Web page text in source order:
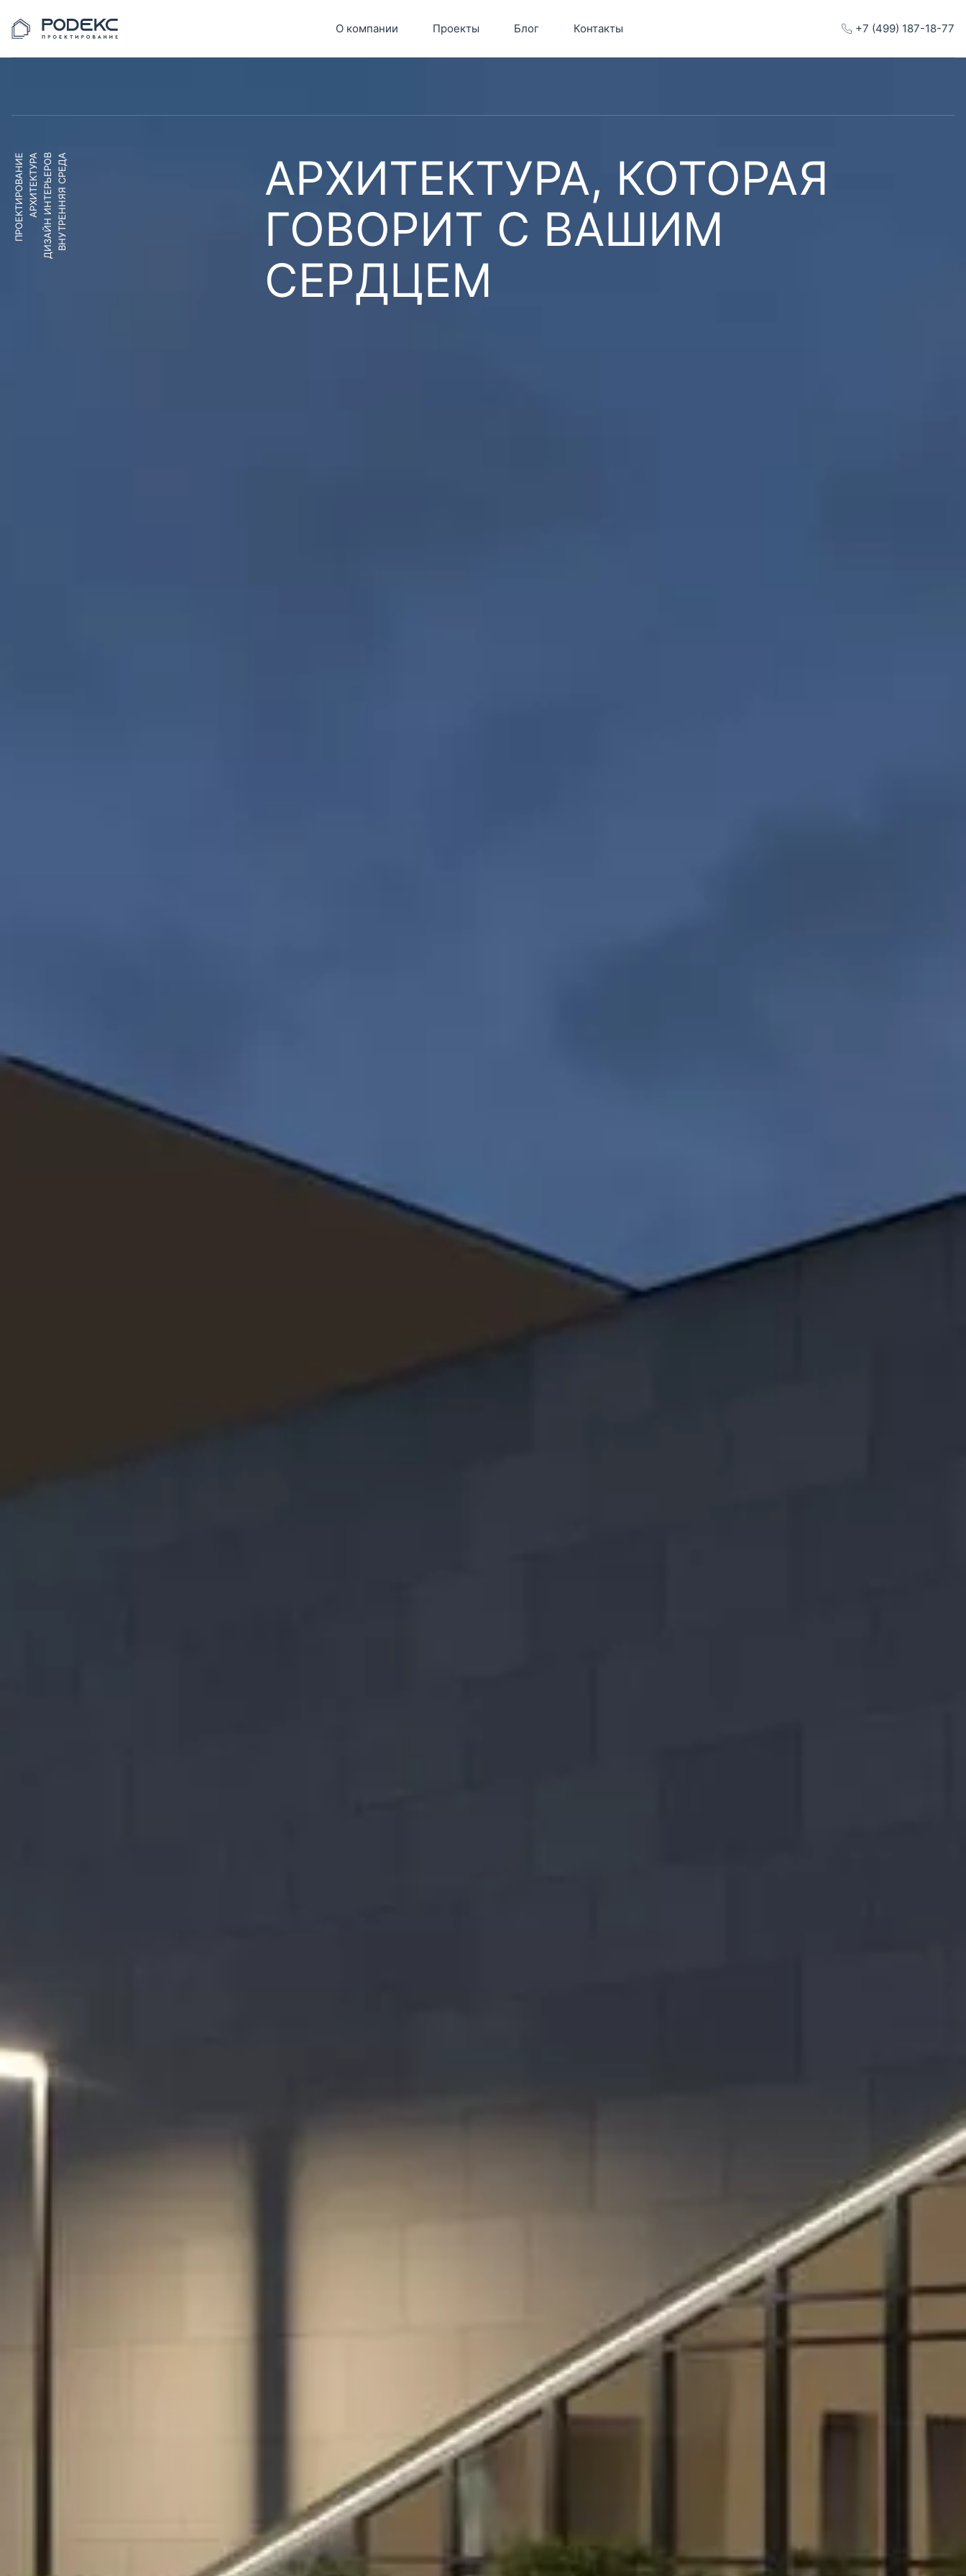
О компании Проекты Блог Контакты +7 (499) 187-18-77
ПРОЕКТИРОВАНИЕАРХИТЕКТУРАДИЗАЙН ИНТЕРЬЕРОВВНУТРЕННЯЯ СРЕДА
АРХИТЕКТУРА, КОТОРАЯ
ГОВОРИТ С ВАШИМ
СЕРДЦЕМ